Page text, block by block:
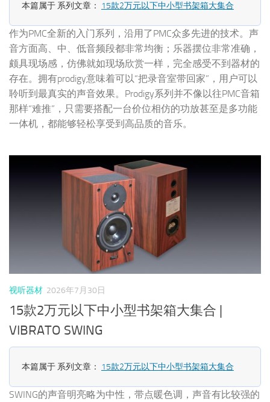
本篇属于 系列文章： 15款2万元以下中小型书架箱大集合
作为PMC全新的入门系列，沿用了PMC众多先进的技术。声
音方面高、中、低音频段都非常均衡；乐器摆位非常准确，
颇具现场感，仿佛就如现场欣赏一样，完全感受不到器材的
存在。拥有prodigy意味着可以“把录音室带回家”，用户可以
聆听到最真实的声音效果。Prodigy系列并不像以往PMC音箱
那样“难推”，只需要搭配一台价位相仿的功放甚至是多功能
一体机，都能够轻松享受到高品质的音乐。
视听器材 2026年7月30日
15款2万元以下中小型书架箱大集合 |
VIBRATO SWING
本篇属于 系列文章： 15款2万元以下中小型书架箱大集合
SWING的声音明亮略为中性，带点暖色调，声音有比较强的